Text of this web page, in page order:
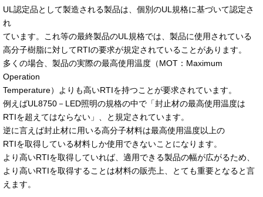
UL認定品として製造される製品は、個別のUL規格に基づいて認定さ
れ
ています。これ等の最終製品のUL規格では、製品に使用されている
高分子樹脂に対してRTIの要求が規定されていることがあります。
多くの場合、製品の実際の最高使用温度（MOT：Maximum
Operation
Temperature）よりも高いRTIを持つことが要求されています。
例えばUL8750－LED照明の規格の中で「封止材の最高使用温度は
RTIを超えてはならない」、と規定されています。
逆に言えば封止材に用いる高分子材料は最高使用温度以上の
RTIを取得している材料しか使用できないことになります。
より高いRTIを取得していれば、適用できる製品の幅が広がるため、
より高いRTIを取得することは材料の販売上、とても重要となると言
えます。